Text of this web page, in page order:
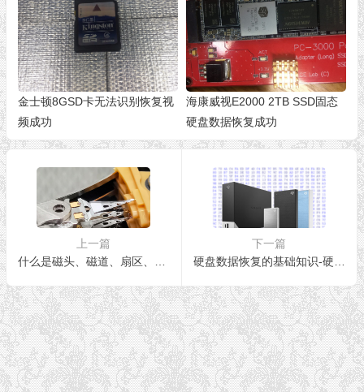
金士顿8GSD卡无法识别恢复视
频成功
海康威视E2000 2TB SSD固态
硬盘数据恢复成功
上一篇
什么是磁头、磁道、扇区、柱面
下一篇
硬盘数据恢复的基础知识-硬盘的品牌